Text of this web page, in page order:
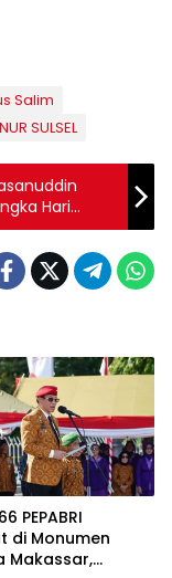
Salim
SULSEL
Hari
PEPABRI
di Monumen
Makassar,